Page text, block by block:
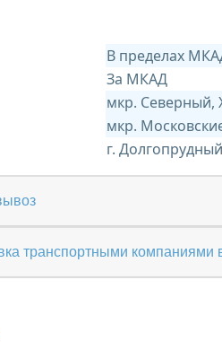
В пределах
За МКАД
мкр. Северный,
мкр.
г. Долгопрудный
транспортными компаниями